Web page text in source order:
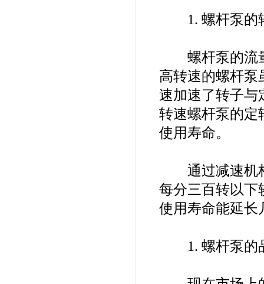
1. 螺杆泵的
螺杆泵的流量
高转速的螺杆泵
速加速了转子与
转速螺杆泵的定
使用寿命。
通过减速机构
每分三百转以下
使用寿命能延长
1. 螺杆泵的